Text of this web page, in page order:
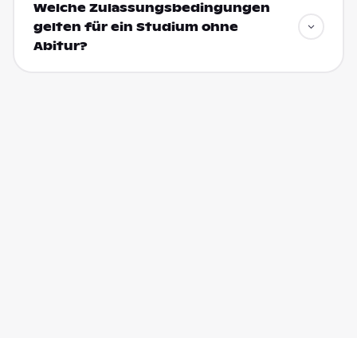
Welche Zulassungsbedingungen
gelten für ein Studium ohne
Abitur?